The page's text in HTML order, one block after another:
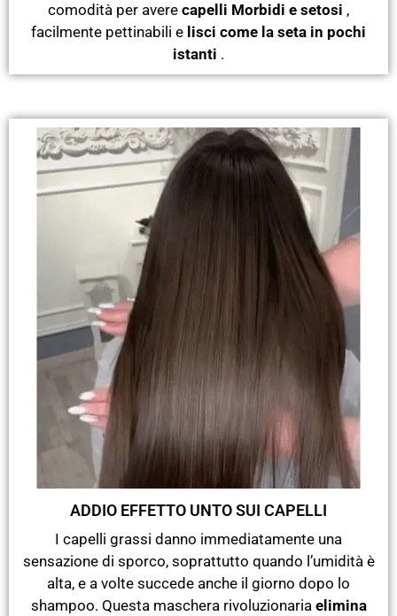
comodità per avere capelli Morbidi e setosi ,
facilmente pettinabili e lisci come la seta in pochi
istanti .
ADDIO EFFETTO UNTO SUI CAPELLI
I capelli grassi danno immediatamente una
sensazione di sporco, soprattutto quando l’umidità è
alta, e a volte succede anche il giorno dopo lo
shampoo. Questa maschera rivoluzionaria elimina